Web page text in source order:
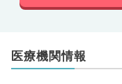
医療機関情報